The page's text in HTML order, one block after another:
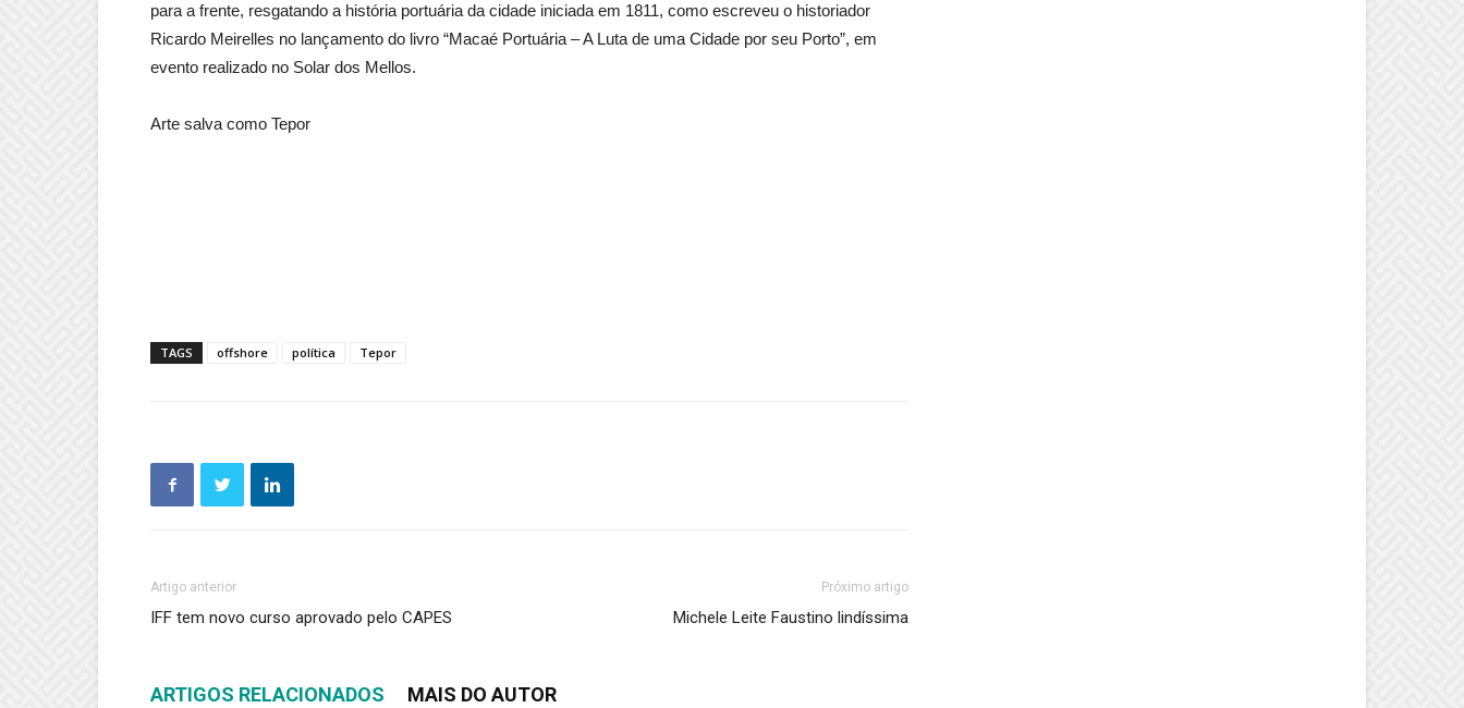
para a frente, resgatando a história portuária da cidade iniciada em 1811, como escreveu o historiador
Ricardo Meirelles no lançamento do livro “Macaé Portuária – A Luta de uma Cidade por seu Porto”, em
evento realizado no Solar dos Mellos.
Arte salva como Tepor
TAGS offshore política Tepor
Artigo anterior
IFF tem novo curso aprovado pelo CAPES
Próximo artigo
Michele Leite Faustino lindíssima
ARTIGOS RELACIONADOS MAIS DO AUTOR